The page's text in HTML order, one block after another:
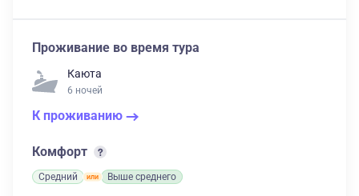
Проживание во время тура
Каюта
6 ночей
К проживанию
Комфорт
Средний Выше среднего